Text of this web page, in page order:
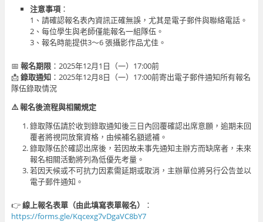
注意事項 ：
1、請確認報名表內資訊正確無誤，尤其是電子郵件與聯絡電話。
2、每位學生與老師僅能報名一組隊伍。
3、報名時能提供3～6 張攝影作品尤佳。
📅 報名期限：2025年12月1日（一）17:00前
📩錄取通知：2025年12月8日（一）17:00前寄出電子郵件通知所有報名
隊伍錄取情況
⚠️ 報名後流程與相關規定
錄取隊伍請於收到錄取通知後三日內回覆確認出席意願，逾期未回
覆者將視同放棄資格，由候補名額遞補。
錄取隊伍於確認出席後，若因故未事先通知主辦方而缺席者，未來
報名相關活動將列為低優先考量。
若因天候或不可抗力因素需延期或取消，主辦單位將另行公告並以
電子郵件通知。
👉線上報名表單（由此填寫表單報名）
：
https://forms.gle/Kqcexg7vDgaVC8bY7